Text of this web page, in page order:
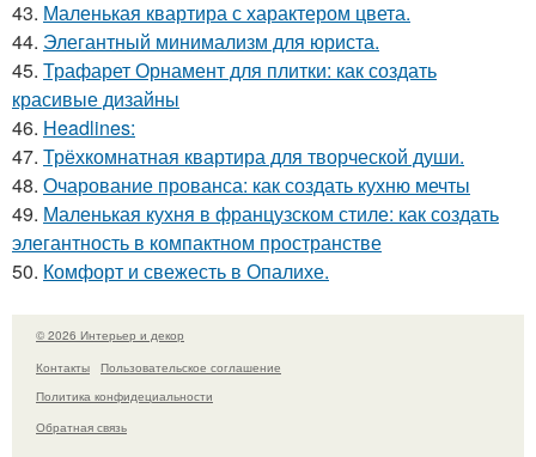
43. Маленькая квартира с характером цвета.
44. Элегантный минимализм для юриста.
45. Трафарет Орнамент для плитки: как создать
красивые дизайны
46. Headlines:
47. Трёхкомнатная квартира для творческой души.
48. Очарование прованса: как создать кухню мечты
49. Маленькая кухня в французском стиле: как создать
элегантность в компактном пространстве
50. Комфорт и свежесть в Опалихе.
© 2026 Интерьер и декор
Контакты
Пользовательское соглашение
Политика конфидециальности
Обратная связь